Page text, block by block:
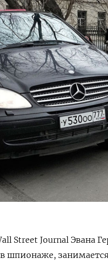
Street Journal Эвана
шпионаже,